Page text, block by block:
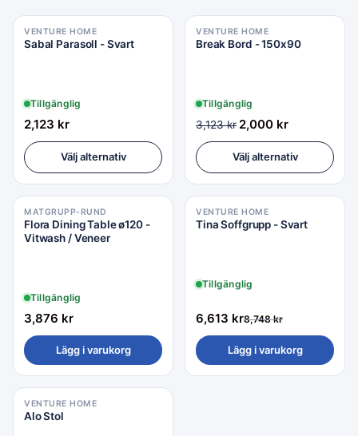
VENTURE HOME
Sabal Parasoll - Svart
Tillgänglig
2,123 kr
Välj alternativ
VENTURE HOME
Break Bord - 150x90
Tillgänglig
3,123kr 2,000 kr
Välj alternativ
MATGRUPP-RUND
Flora Dining Table ø120 -
Vitwash / Veneer
Tillgänglig
3,876 kr
Lägg i varukorg
Rea −24%
VENTURE HOME
Tina Soffgrupp - Svart
Tillgänglig
6,613 kr8,748kr
Lägg i varukorg
Rea −24%
VENTURE HOME
Alo Stol